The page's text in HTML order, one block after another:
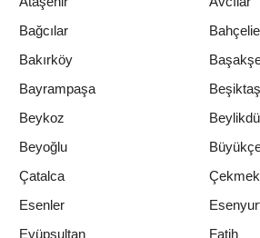
Sarıyer'de Kadınlar
Mücadelede Buluştu